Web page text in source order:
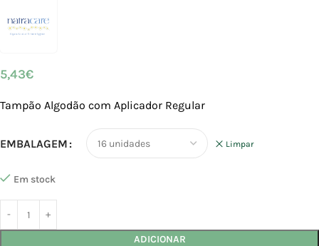
5,43€
Tampão Algodão com Aplicador Regular
EMBALAGEM Limpar
Em stock
ADICIONAR